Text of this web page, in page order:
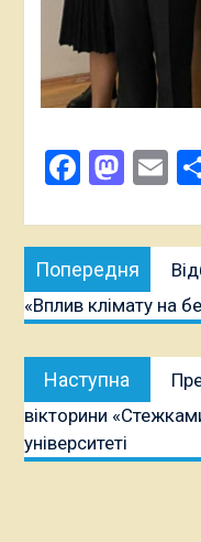
Навігація
записів
Попередня
«Вплив клімату на
Наступна
вікторини
університеті